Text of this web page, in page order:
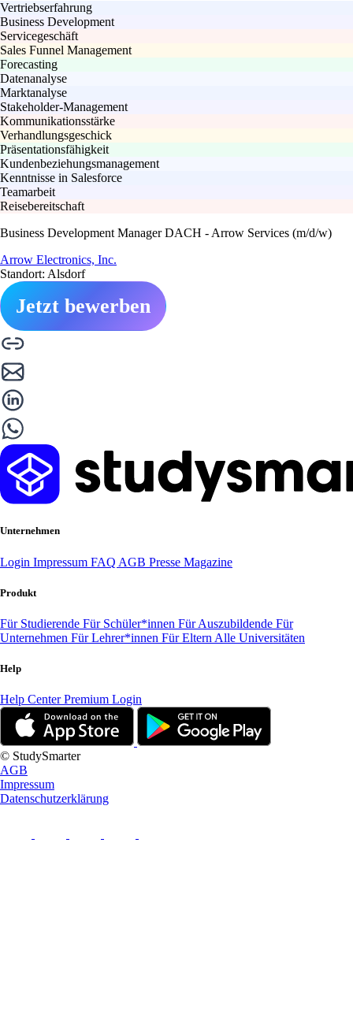
Vertriebserfahrung
Business Development
Servicegeschäft
Sales Funnel Management
Forecasting
Datenanalyse
Marktanalyse
Stakeholder-Management
Kommunikationsstärke
Verhandlungsgeschick
Präsentationsfähigkeit
Kundenbeziehungsmanagement
Kenntnisse in Salesforce
Teamarbeit
Reisebereitschaft
Business Development Manager DACH - Arrow Services (m/d/w)
Arrow Electronics, Inc.
Standort: Alsdorf
Jetzt bewerben
Unternehmen
Login Impressum FAQ AGB Presse Magazine
Produkt
Für Studierende Für Schüler*innen Für Auszubildende Für
Unternehmen Für Lehrer*innen Für Eltern Alle Universitäten
Help
Help CenterPremium Login
© StudySmarter
AGB
Impressum
Datenschutzerklärung